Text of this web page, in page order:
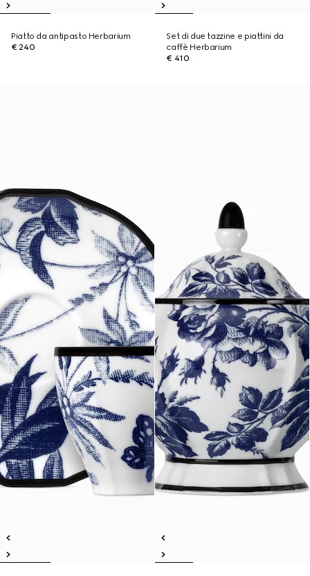
Piatto da antipasto Herbarium
€ 240
Set di due tazzine e piattini da
caffè Herbarium
€ 410